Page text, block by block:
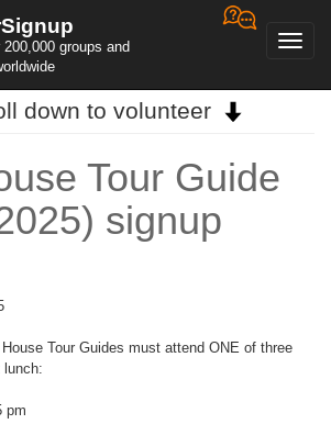
groups and
down to volunteer
Tour Guide
signup
Tour Guides must attend ONE of three
lunch:
pm